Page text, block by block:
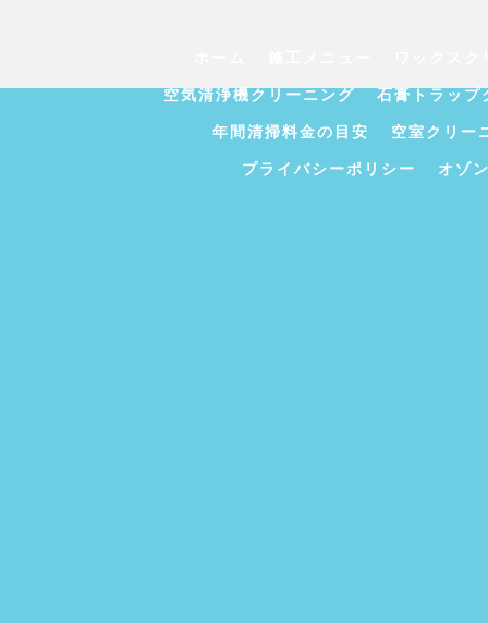
空気清浄機クリーニング
石膏トラップ
年間清掃料金の目安
空室クリー
プライバシーポリシー
オゾ